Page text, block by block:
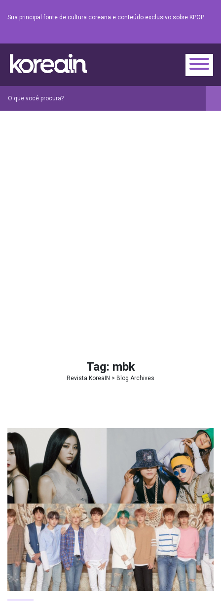
Sua principal fonte de cultura coreana e conteúdo exclusivo sobre KPOP.
Tag: mbk
Revista KoreaIN > Blog Archives